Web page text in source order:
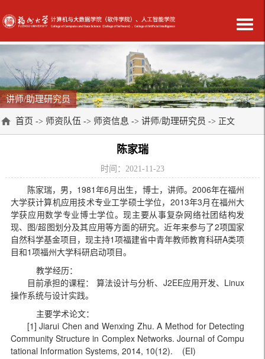
讲师/助理研究员
首页 -> 师资队伍 -> 师资信息 -> 讲师/助理研究员 -> 正文
陈家瑞
时间：2021-11-23
陈家瑞，男，1981年6月出生，博士，讲师。2006年在福州
大学获计算机应用技术专业工学硕士学位，2013年3月在福州大
学获应用数学专业博士学位。现主要从事复杂网络社团结构发
现、图/超图划分及其应用等方面的研究。近年来参与了2项国家
自然科学基金项目，现主持1项福建省中青年教师教育科研A类项
目和1项福州大学科研启动项目。
教学经历：
目前承担的课程： 算法设计与分析、J2EE应用开发、Linux
操作系统与设计实践。
主要学术论文：
[1] Jiarui Chen andWenxing Zhu. A Method for Detecting
Community Structure in Complex Networks. Journal of Compu
tational Information Systems, 2014, 10(12). (EI)